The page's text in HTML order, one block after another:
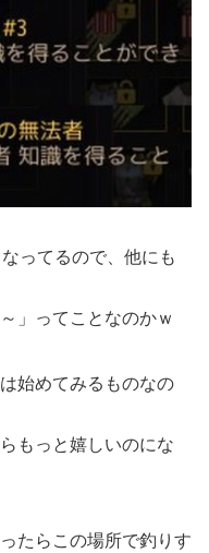
ってるので、他にも
」ってことなのかｗ
始めてみるものなの
もっと嬉しいのにな
たらこの場所で釣りす